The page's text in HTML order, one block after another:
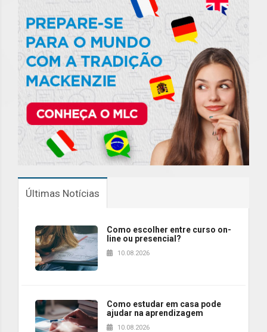
Últimas Notícias
Como escolher entre curso on-
line ou presencial?
10.08.2026
Como estudar em casa pode
ajudar na aprendizagem
10.08.2026